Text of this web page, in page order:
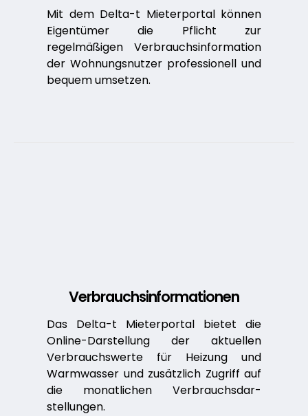
Mit dem Delta-t Mieterportal können
Eigentümer die Pflicht zur
regelmäßigen Verbrauchs­information
der Wohnungs­nutzer professionell und
bequem umsetzen.
Verbrauchsinformationen
Das Delta-t Mieterportal bietet die
Online-Darstellung der aktuellen
Verbrauchswerte für Heizung und
Warmwasser und zusätzlich Zugriff auf
die monat­lichen Ver­brauchs­dar­
stellungen.